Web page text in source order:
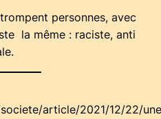
personnes, avec
la même : raciste, anti
article/2021/12/22/